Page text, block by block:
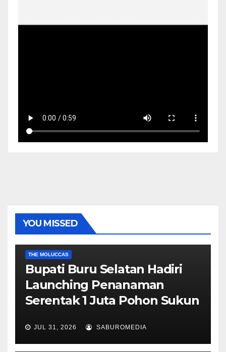
YOU MISSED
THE MOLUCCAS
Bupati Buru Selatan Hadiri
Launching Penanaman
Serentak 1 Juta Pohon Sukun
JUL 31, 2026 SABUROMEDIA
AMBON METRO JURNALISME AKTIVIS
POLITIK & PEMERINTAHAN